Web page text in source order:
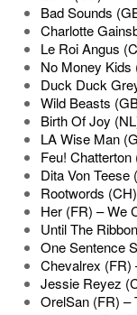
Bad Sounds
Charlotte
Le Roi Angus
No Money Kids
Duck Duck
Wild Beasts
Birth Of Joy
LA Wise Man
Feu!
Dita Von Teese
Rootwords
Her (FR) – We
Until The
One Sentence
Chevalrex (FR)
Jessie Reyez
OrelSan (FR) –